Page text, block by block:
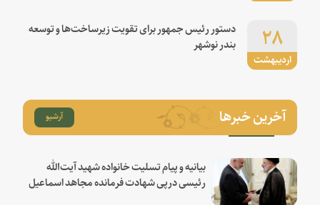
اردیبهشت
۲۸
دستور رئیس جمهور برای تقویت زیرساخت‌ها و توسعه
بندر نوشهر
آخرین خبرها آرشیو
بیانیه و پیام تسلیت خانواده شهید آیت‌الله
رئیسی درپی شهادت فرمانده مجاهد اسماعیل